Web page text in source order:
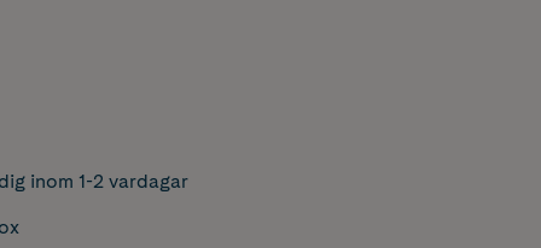
inom 1-2 vardagar